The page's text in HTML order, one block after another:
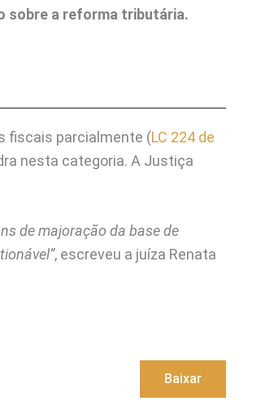
sobre a reforma tributária.
fiscais parcialmente (LC 224 de
nesta categoria. A Justiça
de majoração da base de
, escreveu a juíza Renata
Baixar